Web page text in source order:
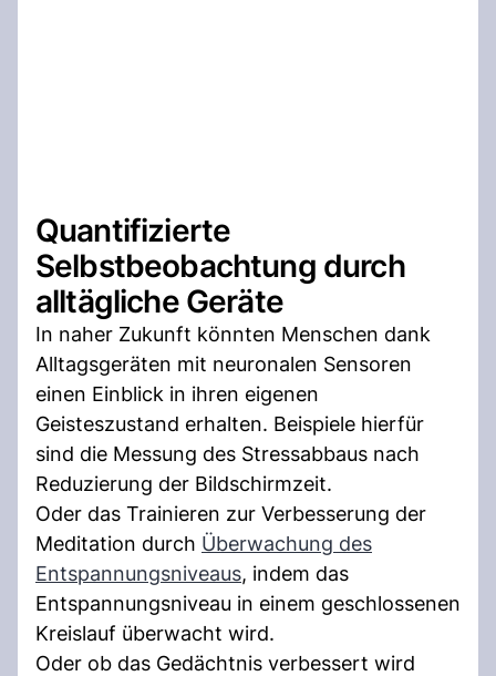
Quantifizierte
Selbstbeobachtung durch
alltägliche Geräte
In naher Zukunft könnten Menschen dank
Alltagsgeräten mit neuronalen Sensoren
einen Einblick in ihren eigenen
Geisteszustand erhalten. Beispiele hierfür
sind die Messung des Stressabbaus nach
Reduzierung der Bildschirmzeit.
Oder das Trainieren zur Verbesserung der
Meditation durch Überwachung des
Entspannungsniveaus, indem das
Entspannungsniveau in einem geschlossenen
Kreislauf überwacht wird.
Oder ob das Gedächtnis verbessert wird